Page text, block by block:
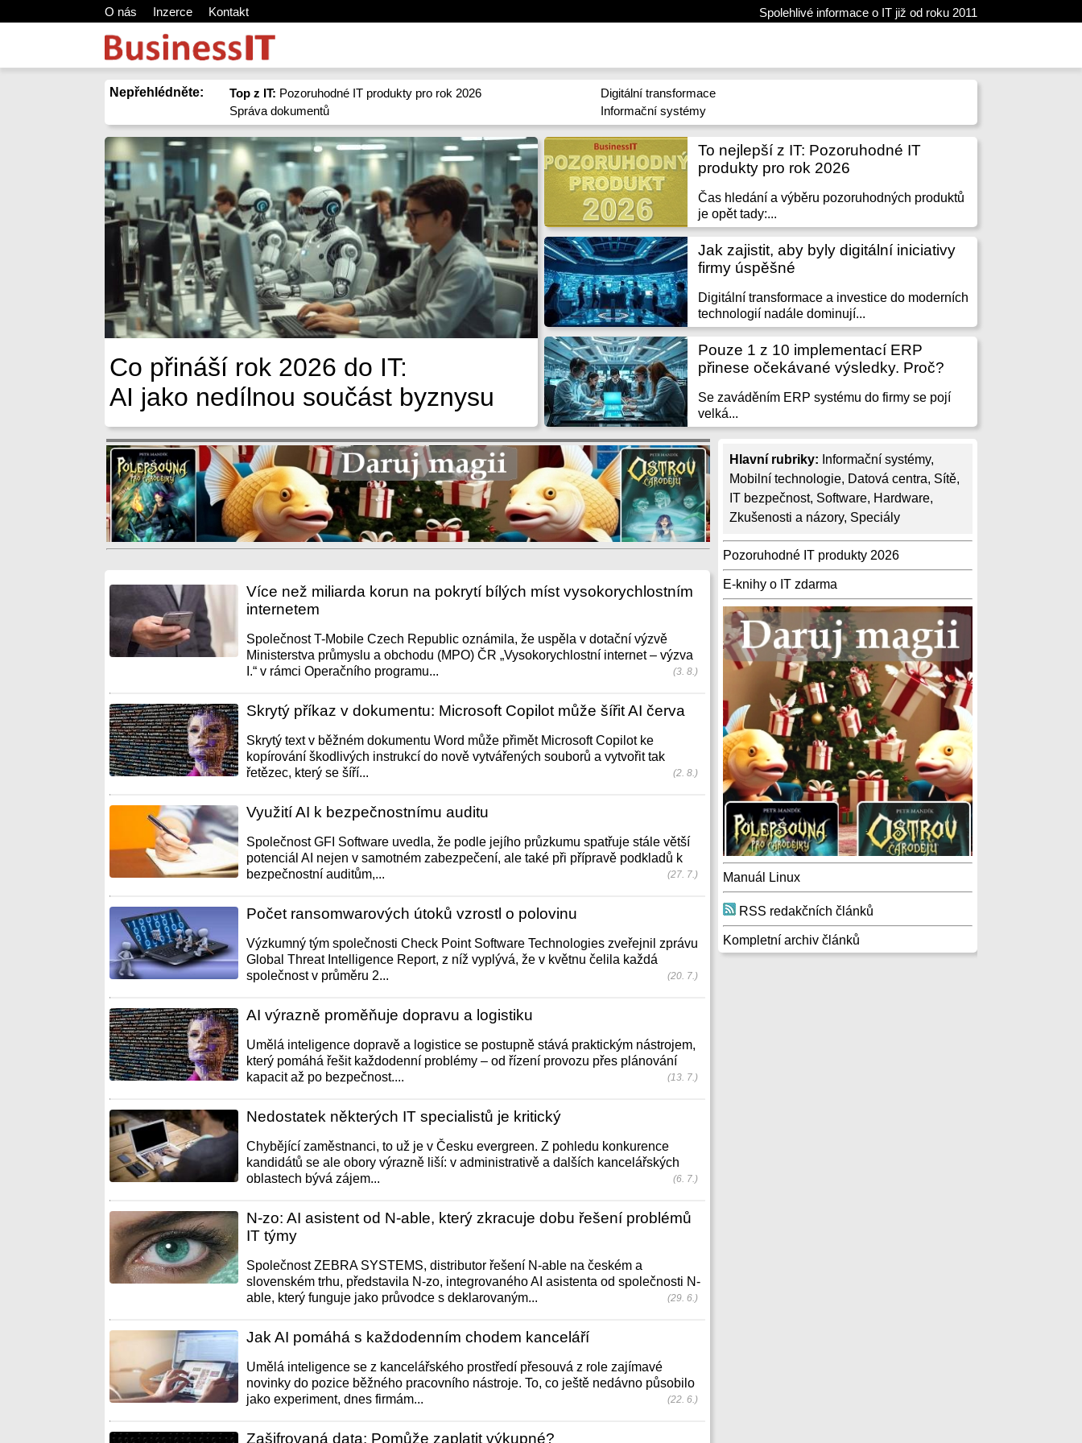
O nás Inzerce Kontakt Spolehlivé informace o IT již od roku 2011
Nepřehlédněte: Top z IT: Pozoruhodné IT produkty pro rok 2026
Správa dokumentů
Digitální transformace
Informační systémy
Co přináší rok 2026 do IT:
AI jako nedílnou součást byznysu
To nejlepší z IT: Pozoruhodné IT
produkty pro rok 2026
Čas hledání a výběru pozoruhodných produktů
je opět tady:...
Jak zajistit, aby byly digitální iniciativy
firmy úspěšné
Digitální transformace a investice do moderních
technologií nadále dominují...
Pouze 1 z 10 implementací ERP
přinese očekávané výsledky. Proč?
Se zaváděním ERP systému do firmy se pojí
velká...
Hlavní rubriky: Informační systémy,
Mobilní technologie, Datová centra, Sítě,
IT bezpečnost, Software, Hardware,
Zkušenosti a názory, Speciály
Pozoruhodné IT produkty 2026
E-knihy o IT zdarma
Manuál Linux
RSS redakčních článků
Kompletní archiv článků
Více než miliarda korun na pokrytí bílých míst vysokorychlostním
internetem
Společnost T-Mobile Czech Republic oznámila, že uspěla v dotační výzvě
Ministerstva průmyslu a obchodu (MPO) ČR „Vysokorychlostní internet – výzva
I.“ v rámci Operačního programu...
(3. 8.)
Skrytý příkaz v dokumentu: Microsoft Copilot může šířit AI červa
Skrytý text v běžném dokumentu Word může přimět Microsoft Copilot ke
kopírování škodlivých instrukcí do nově vytvářených souborů a vytvořit tak
řetězec, který se šíří...
(2. 8.)
Využití AI k bezpečnostnímu auditu
Společnost GFI Software uvedla, že podle jejího průzkumu spatřuje stále větší
potenciál AI nejen v samotném zabezpečení, ale také při přípravě podkladů k
bezpečnostní auditům,...
(27. 7.)
Počet ransomwarových útoků vzrostl o polovinu
Výzkumný tým společnosti Check Point Software Technologies zveřejnil zprávu
Global Threat Intelligence Report, z níž vyplývá, že v květnu čelila každá
společnost v průměru 2...
(20. 7.)
AI výrazně proměňuje dopravu a logistiku
Umělá inteligence dopravě a logistice se postupně stává praktickým nástrojem,
který pomáhá řešit každodenní problémy – od řízení provozu přes plánování
kapacit až po bezpečnost....
(13. 7.)
Nedostatek některých IT specialistů je kritický
Chybějící zaměstnanci, to už je v Česku evergreen. Z pohledu konkurence
kandidátů se ale obory výrazně liší: v administrativě a dalších kancelářských
oblastech bývá zájem...
(6. 7.)
N-zo: AI asistent od N-able, který zkracuje dobu řešení problémů
IT týmy
Společnost ZEBRA SYSTEMS, distributor řešení N-able na českém a
slovenském trhu, představila N-zo, integrovaného AI asistenta od společnosti N-
able, který funguje jako průvodce s deklarovaným...
(29. 6.)
Jak AI pomáhá s každodenním chodem kanceláří
Umělá inteligence se z kancelářského prostředí přesouvá z role zajímavé
novinky do pozice běžného pracovního nástroje. To, co ještě nedávno působilo
jako experiment, dnes firmám...
(22. 6.)
Zašifrovaná data: Pomůže zaplatit výkupné?